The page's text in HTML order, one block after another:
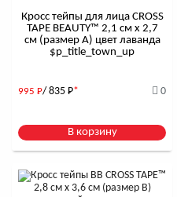
Кросс тейпы для лица CROSS
TAPE BEAUTY™ 2,1 см x 2,7
см (размер А) цвет лаванда
$р_title_town_up
995 Р/ 835 Р* 0
В корзину